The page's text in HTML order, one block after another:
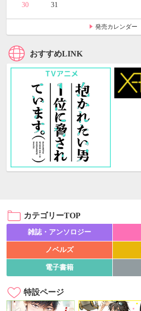
30 31
発売カレンダー
おすすめLINK
カテゴリーTOP
雑誌・アンソロジー
ノベルズ
電子書籍
特設ページ